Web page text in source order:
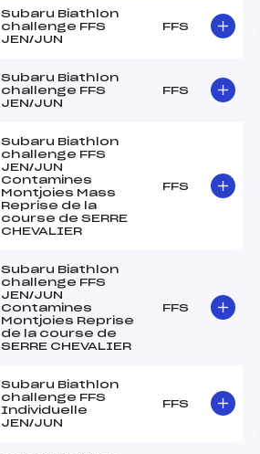
Subaru Biathlon
challenge FFS
JEN/JUN
FFS
Subaru Biathlon
challenge FFS
JEN/JUN
FFS
Subaru Biathlon
challenge FFS
JEN/JUN
Contamines
Montjoies Mass
Reprise de la
course de SERRE
CHEVALIER
FFS
Subaru Biathlon
challenge FFS
JEN/JUN
Contamines
Montjoies Reprise
de la course de
SERRE CHEVALIER
FFS
Subaru Biathlon
challenge FFS
Individuelle
JEN/JUN
FFS